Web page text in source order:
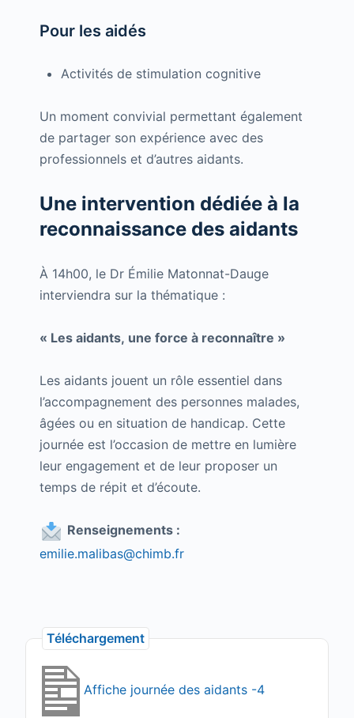
Pour les aidés
Activités de stimulation cognitive
Un moment convivial permettant également
de partager son expérience avec des
professionnels et d’autres aidants.
Une intervention dédiée à la
reconnaissance des aidants
À 14h00, le Dr Émilie Matonnat-Dauge
interviendra sur la thématique :
« Les aidants, une force à reconnaître »
Les aidants jouent un rôle essentiel dans
l’accompagnement des personnes malades,
âgées ou en situation de handicap. Cette
journée est l’occasion de mettre en lumière
leur engagement et de leur proposer un
temps de répit et d’écoute.
Renseignements :
emilie.malibas@chimb.fr
Téléchargement
Affiche journée des aidants -4